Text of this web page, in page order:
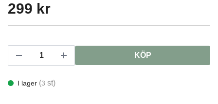
299 kr
KÖP
I lager (3 st)